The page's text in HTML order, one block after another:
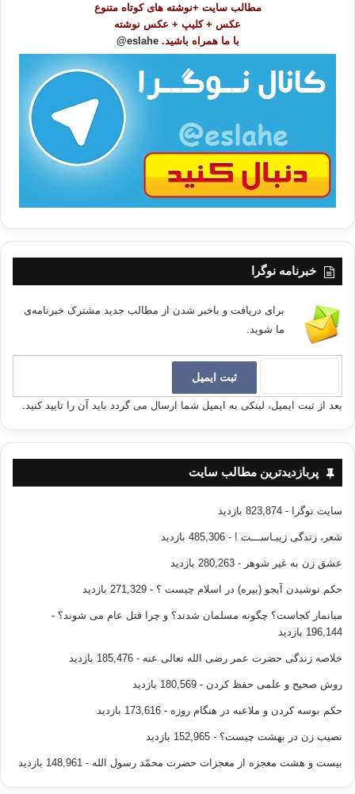
مطالب سایت +نوشته های کوتاه متنوع
عکس + کلیپ + عکس نوشته
با ما همراه باشید. eslahe@
خبرنامه نوگرا
برای دریافت و باخبر شدن از مطالب جدید مشترک خبرنامه‌ی
ما شوید.
بعد از ثبت ایمیل، لینکی به ایمیل شما ارسال می گردد باید آن را تایید کنید.
پربازدیدترین مطالب سایت
سایت نوگرا - 823,874 بازدید
شعر، زندگی زیبـاســـت ! - 485,306 بازدید
عشق زن به غیر شوهر - 280,263 بازدید
حکم نوشیدن آبجو (بیره) در اسلام چیست ؟ - 271,329 بازدید
میانمار کجاست؟ چگونه مسلمان شدند؟ و چرا قتل عام می شوند؟ -
196,144 بازدید
خلاصه زندگی حضرت عمر رضی الله تعالی عنه - 185,476 بازدید
روش صحیح و علمی حفظ کردن - 180,569 بازدید
حکم بوسه کردن و ملاعبه در هنگام روزه - 173,616 بازدید
نصیب زن در بهشت چیست؟ - 152,965 بازدید
بیست و هشت معجزه از معجزات حضرت محمّد رسول الله - 148,961 بازدید